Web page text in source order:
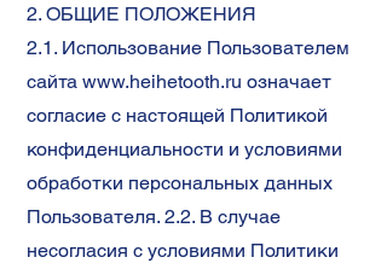
2. ОБЩИЕ ПОЛОЖЕНИЯ
2.1. Использование Пользователем
сайта www.heihetooth.ru означает
согласие с настоящей Политикой
конфиденциальности и условиями
обработки персональных данных
Пользователя. 2.2. В случае
несогласия с условиями Политики